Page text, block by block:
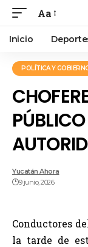
Aa
Inicio
POLÍTICA Y
Yucatán Ahora
9 junio, 2026
Conductores
la tarde de